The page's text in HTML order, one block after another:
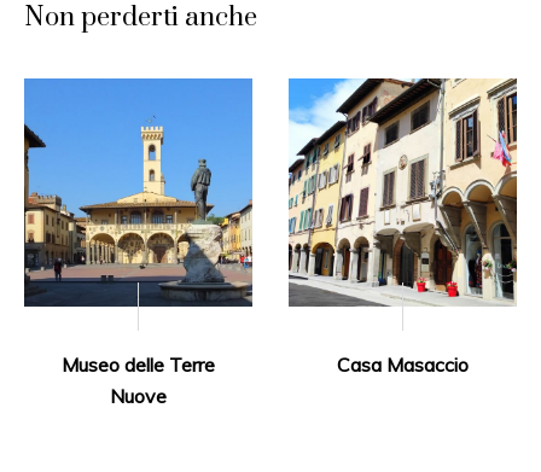
Non perderti anche
Museo delle Terre
Nuove
Casa Masaccio